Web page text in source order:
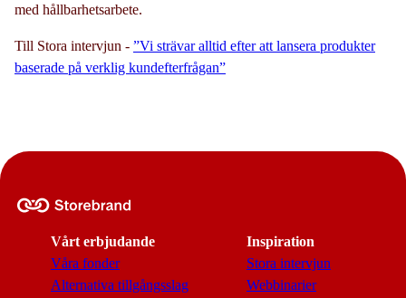
med hållbarhetsarbete.
Till Stora intervjun - ”Vi strävar alltid efter att lansera produkter
baserade på verklig kundefterfrågan”
Vårt erbjudande
Våra fonder
Alternativa tillgångsslag
Inspiration
Stora intervjun
Webbinarier